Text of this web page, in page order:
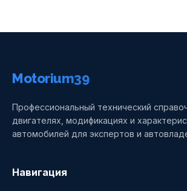
Motorium39
Профессиональный технический
двигателях, модификациях и
автомобилей для экспертов и
Навигация